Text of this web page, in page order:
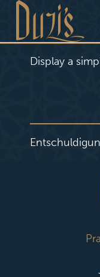
Display a